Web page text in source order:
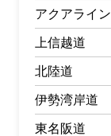
アクアライン
上信越道
北陸道
伊勢湾岸道
東名阪道